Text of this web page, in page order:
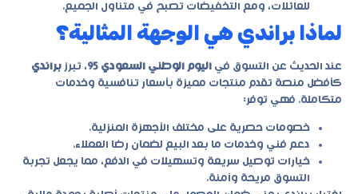
للعائلات، ومع التخفيضات تصبح في متناول الجميع.
لماذا براندي هي الوجهة المثالية؟
عند الحديث عن التسوق في اليوم الوطني السعودي 95 ، تبرز براندي
كأفضل منصة تقدم منتجات مميزة بأسعار تنافسية وخدمات
متكاملة. فهي توفر:
خصومات حصرية على مختلف الأجهزة المنزلية.
دعم فني وخدمات ما بعد البيع لضمان رضا العملاء.
خيارات توصيل سريعة وتسهيلات في الدفع، مما يجعل تجربة
التسوق مريحة وآمنة.